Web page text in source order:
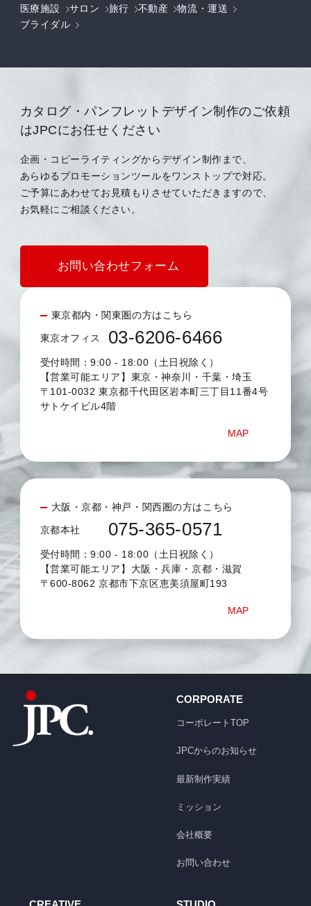
医療施設
サロン 旅行 不動産
物流・運送
ブライダル
カタログ・パンフレットデザイン制作のご依頼
はJPCにお任せください
企画・コピーライティングからデザイン制作まで、
あらゆるプロモーションツールをワンストップで対応。
ご予算にあわせてお見積もりさせていただきますので、
お気軽にご相談ください。
お問い合わせフォーム
東京都内・関東圏の方はこちら
東京オフィス 03-6206-6466
受付時間：9:00 - 18:00（土日祝除く）
【営業可能エリア】東京・神奈川・千葉・埼玉
〒101-0032 東京都千代田区岩本町三丁目11番4号
サトケイビル4階
MAP
大阪・京都・神戸・関西圏の方はこちら
京都本社 075-365-0571
受付時間：9:00 - 18:00（土日祝除く）
【営業可能エリア】大阪・兵庫・京都・滋賀
〒600-8062 京都市下京区恵美須屋町193
MAP
CORPORATE
コーポレートTOP
JPCからのお知らせ
最新制作実績
ミッション
会社概要
お問い合わせ